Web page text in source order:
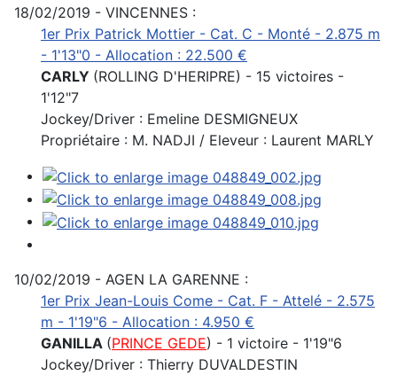
18/02/2019 - VINCENNES :
1er Prix Patrick Mottier - Cat. C - Monté - 2.875 m
- 1'13"0 - Allocation : 22.500 €
CARLY (ROLLING D'HERIPRE) - 15 victoires -
1'12"7
Jockey/Driver : Emeline DESMIGNEUX
Propriétaire : M. NADJI / Eleveur : Laurent MARLY
10/02/2019 - AGEN LA GARENNE :
1er Prix Jean-Louis Come - Cat. F - Attelé - 2.575
m - 1'19"6 - Allocation : 4.950 €
GANILLA (PRINCE GEDE) - 1 victoire - 1'19"6
Jockey/Driver : Thierry DUVALDESTIN